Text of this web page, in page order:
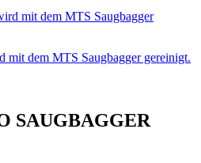
mit dem MTS Saugbagger gereinigt.
SAUGBAGGER